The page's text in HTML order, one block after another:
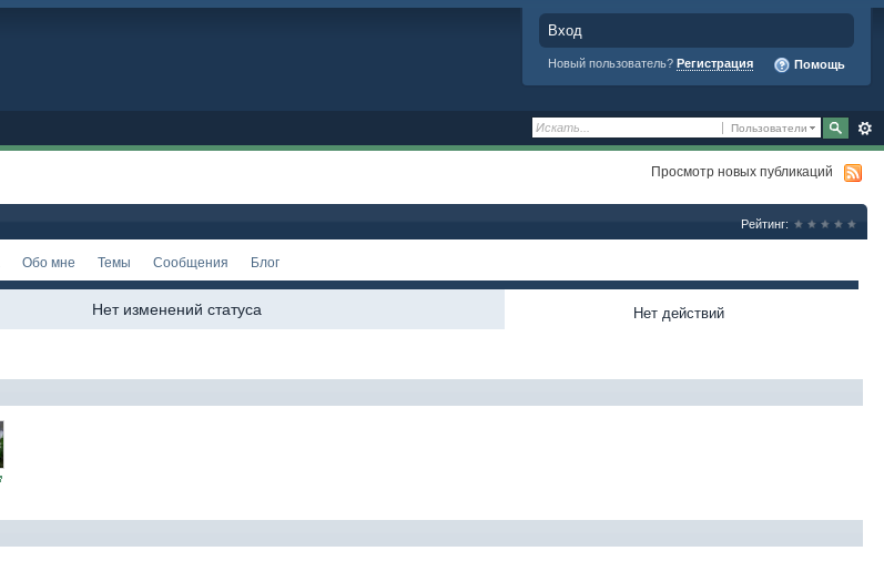
Вход
Новый пользователь? Регистрация Помощь
Пользователи
Просмотр новых публикаций
Рейтинг:
Обо мне Темы Сообщения Блог
Нет изменений статуса Нет действий